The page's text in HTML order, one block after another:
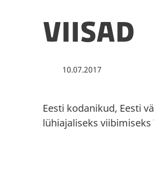
Viisad
10.07.2017
Eesti kodanikud, Eesti
lühiajaliseks viibimiseks